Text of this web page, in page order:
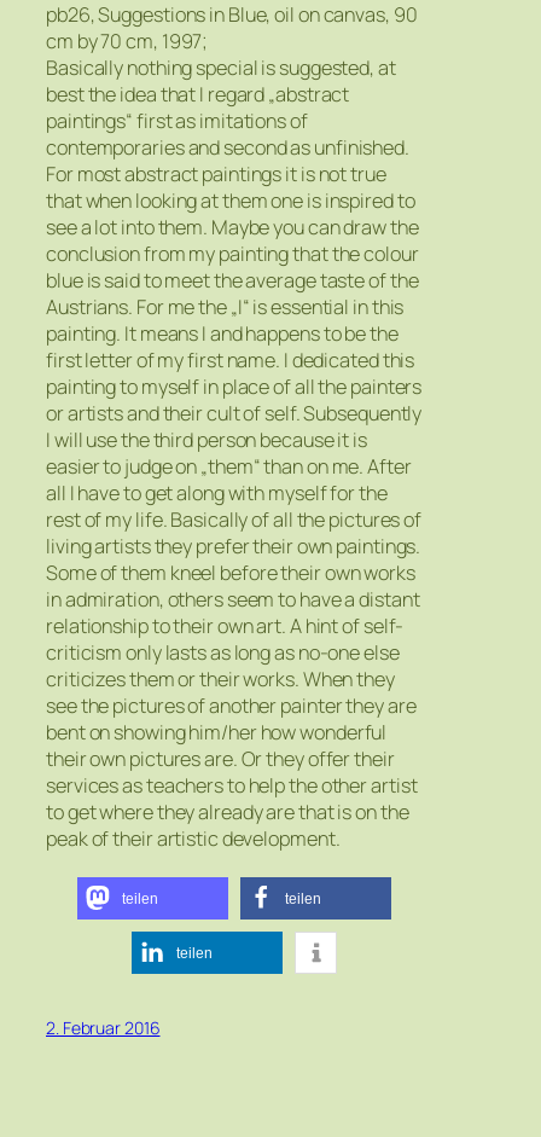
pb26, Suggestions in Blue, oil on canvas, 90
cm by 70 cm, 1997;
Basically nothing special is suggested, at
best the idea that I regard „abstract
paintings“ first as imitations of
contemporaries and second as unfinished.
For most abstract paintings it is not true
that when looking at them one is inspired to
see a lot into them. Maybe you can draw the
conclusion from my painting that the colour
blue is said to meet the average taste of the
Austrians. For me the „I“ is essential in this
painting. It means I and happens to be the
first letter of my first name. I dedicated this
painting to myself in place of all the painters
or artists and their cult of self. Subsequently
I will use the third person because it is
easier to judge on „them“ than on me. After
all I have to get along with myself for the
rest of my life. Basically of all the pictures of
living artists they prefer their own paintings.
Some of them kneel before their own works
in admiration, others seem to have a distant
relationship to their own art. A hint of self-
criticism only lasts as long as no-one else
criticizes them or their works. When they
see the pictures of another painter they are
bent on showing him/her how wonderful
their own pictures are. Or they offer their
services as teachers to help the other artist
to get where they already are that is on the
peak of their artistic development.
teilen teilen
teilen
2. Februar 2016